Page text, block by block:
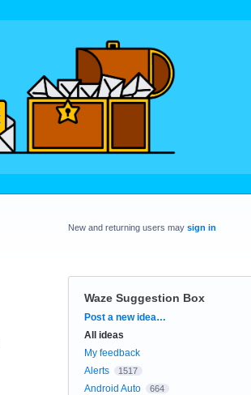
New and returning users may sign in
Waze Suggestion Box
Categories
Post a new idea…
All ideas
My feedback
Alerts
1517
Android Auto 664